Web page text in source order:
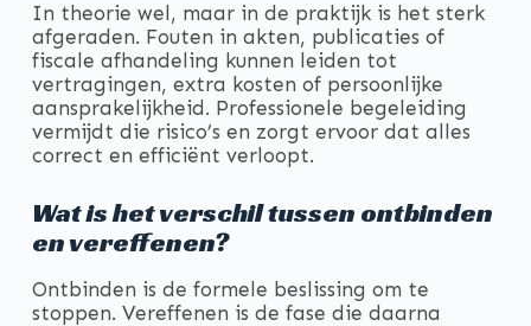
In theorie wel, maar in de praktijk is het sterk
afgeraden. Fouten in akten, publicaties of
fiscale afhandeling kunnen leiden tot
vertragingen, extra kosten of persoonlijke
aansprakelijkheid. Professionele begeleiding
vermijdt die risico’s en zorgt ervoor dat alles
correct en efficiënt verloopt.
Wat is het verschil tussen ontbinden
en vereffenen?
Ontbinden is de formele beslissing om te
stoppen. Vereffenen is de fase die daarna